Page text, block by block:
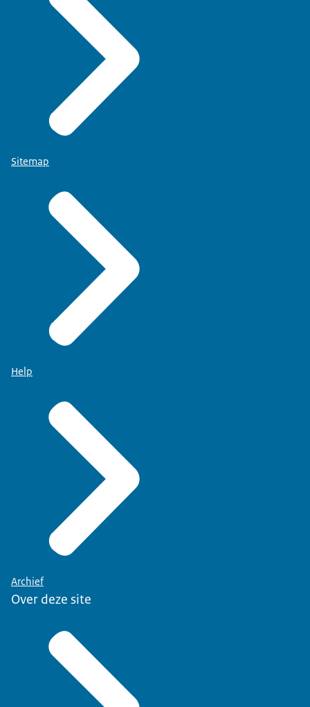
Sitemap
Help
Archief
Over deze site